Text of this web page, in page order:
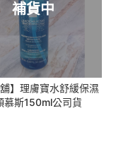
補貨中
舖】理膚寶水舒緩保濕
慕斯150ml公司貨